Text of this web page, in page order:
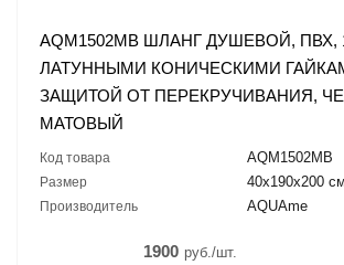
AQM1502MB ШЛАНГ ДУШЕВОЙ, ПВХ,
ЛАТУННЫМИ КОНИЧЕСКИМИ
ЗАЩИТОЙ ОТ ПЕРЕКРУЧИВАНИЯ,
МАТОВЫЙ
Код товара AQM1502MB
Размер 40х190х200 см
Производитель AQUAme
1900 руб./шт.